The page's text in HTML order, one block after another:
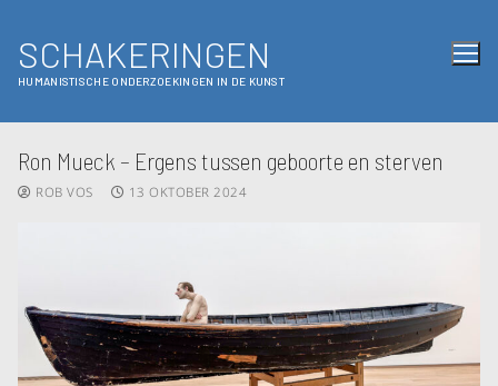
SCHAKERINGEN
HUMANISTISCHE ONDERZOEKINGEN IN DE KUNST
Ron Mueck – Ergens tussen geboorte en sterven
ROB VOS 13 OKTOBER 2024